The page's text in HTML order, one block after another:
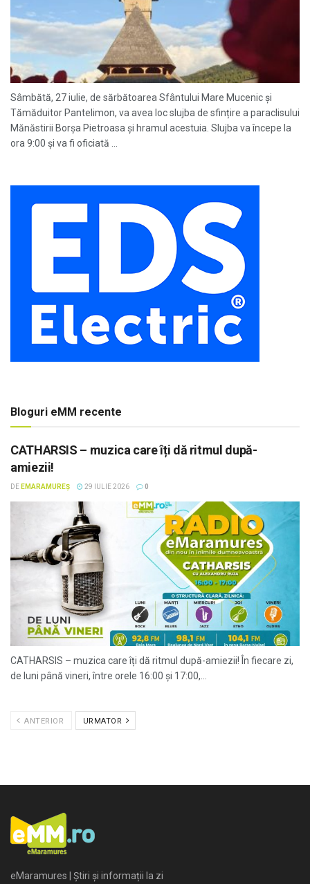
Sâmbătă, 27 iulie, de sărbătoarea Sfântului Mare Mucenic și
Tămăduitor Pantelimon, va avea loc slujba de sfințire a paraclisului
Mănăstirii Borşa Pietroasa și hramul acestuia. Slujba va începe la
ora 9:00 și va fi oficiată ...
Bloguri eMM recente
CATHARSIS – muzica care îți dă ritmul după-
amiezii!
DE EMARAMUREȘ 29 IULIE 2026 0
CATHARSIS – muzica care îți dă ritmul după-amiezii! În fiecare zi,
de luni până vineri, între orele 16:00 și 17:00,...
ANTERIOR URMATOR
eMaramures | Știri și informații la zi